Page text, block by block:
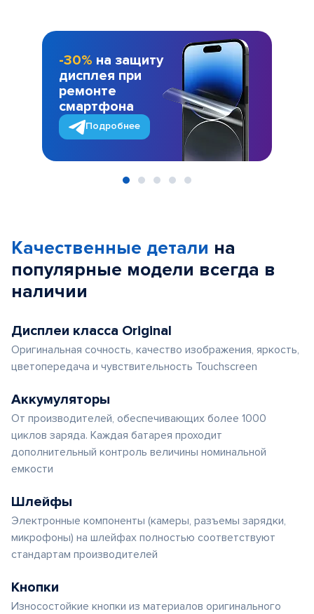
-30% на защиту
дисплея при
ремонте
смартфона
Подробнее
Качественные детали на
популярные модели всегда в
наличии
Дисплеи класса Original
Оригинальная сочность, качество изображения, яркость,
цветопередача и чувствительность Touchscreen
Аккумуляторы
От производителей, обеспечивающих более 1000
циклов заряда. Каждая батарея проходит
дополнительный контроль величины номинальной
емкости
Шлейфы
Электронные компоненты (камеры, разъемы зарядки,
микрофоны) на шлейфах полностью соответствуют
стандартам производителей
Кнопки
Износостойкие кнопки из материалов оригинального